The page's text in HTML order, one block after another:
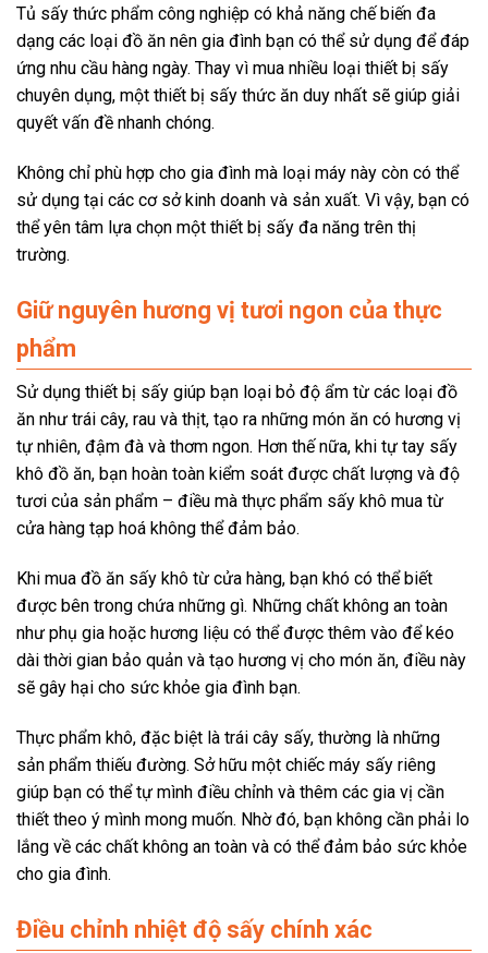
Tủ sấy thức phẩm công nghiệp có khả năng chế biến đa
dạng các loại đồ ăn nên gia đình bạn có thể sử dụng để đáp
ứng nhu cầu hàng ngày. Thay vì mua nhiều loại thiết bị sấy
chuyên dụng, một thiết bị sấy thức ăn duy nhất sẽ giúp giải
quyết vấn đề nhanh chóng.
Không chỉ phù hợp cho gia đình mà loại máy này còn có thể
sử dụng tại các cơ sở kinh doanh và sản xuất. Vì vậy, bạn có
thể yên tâm lựa chọn một thiết bị sấy đa năng trên thị
trường.
Giữ nguyên hương vị tươi ngon của thực
phẩm
Sử dụng thiết bị sấy giúp bạn loại bỏ độ ẩm từ các loại đồ
ăn như trái cây, rau và thịt, tạo ra những món ăn có hương vị
tự nhiên, đậm đà và thơm ngon. Hơn thế nữa, khi tự tay sấy
khô đồ ăn, bạn hoàn toàn kiểm soát được chất lượng và độ
tươi của sản phẩm – điều mà thực phẩm sấy khô mua từ
cửa hàng tạp hoá không thể đảm bảo.
Khi mua đồ ăn sấy khô từ cửa hàng, bạn khó có thể biết
được bên trong chứa những gì. Những chất không an toàn
như phụ gia hoặc hương liệu có thể được thêm vào để kéo
dài thời gian bảo quản và tạo hương vị cho món ăn, điều này
sẽ gây hại cho sức khỏe gia đình bạn.
Thực phẩm khô, đặc biệt là trái cây sấy, thường là những
sản phẩm thiếu đường. Sở hữu một chiếc máy sấy riêng
giúp bạn có thể tự mình điều chỉnh và thêm các gia vị cần
thiết theo ý mình mong muốn. Nhờ đó, bạn không cần phải lo
lắng về các chất không an toàn và có thể đảm bảo sức khỏe
cho gia đình.
Điều chỉnh nhiệt độ sấy chính xác